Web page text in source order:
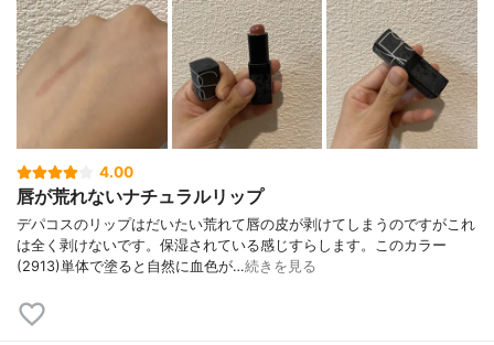
4.00
唇が荒れないナチュラルリップ
デパコスのリップはだいたい荒れて唇の皮が剥けてしまうのですがこれ
は全く剥けないです。保湿されている感じすらします。このカラー
(2913)単体で塗ると自然に血色が…続きを見る